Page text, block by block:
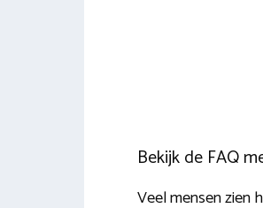
Bekijk de FAQ
Veel mensen zien